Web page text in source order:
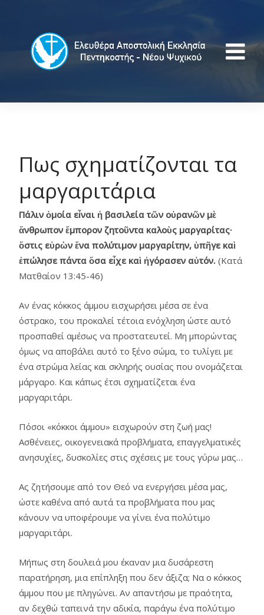
Πως σχηματίζονται τα
μαργαριτάρια
Πάλιν ὁμοία εἶναι ἡ βασιλεία τῶν οὐρανῶν μὲ
ἄνθρωπον ἔμπορον ζητοῦντα καλοὺς μαργαρίτας·
ὅστις εὑρὼν ἕνα πολύτιμον μαργαρίτην, ὑπῆγε καὶ
ἐπώλησε πάντα ὅσα εἶχε καὶ ἠγόρασεν αὐτόν. (Κατά
Ματθαίον 13:45-46)
Αν ένας κόκκος άμμου εισχωρήσει μέσα σε ένα
όστρακο, του προκαλεί τέτοια ενόχληση ώστε αυτό
προσπαθεί αμέσως να προστατευτεί. Μη μπορώντας
όμως να αποβάλει αυτό το ξένο σώμα, το τυλίγει με
ένα στρώμα λείας και σκληρής ουσίας που ονομάζεται
μάργαρο. Και κάπως έτσι σχηματίζεται ένα
μαργαριτάρι.
Πόσοι «κόκκοι άμμου» εισχωρούν στη ζωή μας!
Ασθένειες, οικογενειακά προβλήματα, επαγγελματικές
ανησυχίες, δυσκολίες στις σχέσεις με τους γύρω μας…
Ας ζητήσουμε από τον Θεό να ενεργήσει μέσα μας,
ώστε καθένα από αυτά τα προβλήματα που μας
κάνουν να υποφέρουμε να γίνει ένα πολύτιμο
μαργαριτάρι.
Μήπως στη δουλειά μου έκαναν μια δυσάρεστη
παρατήρηση, μια επίπληξη που δεν άξιζα; Να ο κόκκος
άμμου που με πληγώνει. Αν απαντήσω με πραότητα,
αν δεχθώ ταπεινά την αδικία, παράγω ένα πολύτιμο